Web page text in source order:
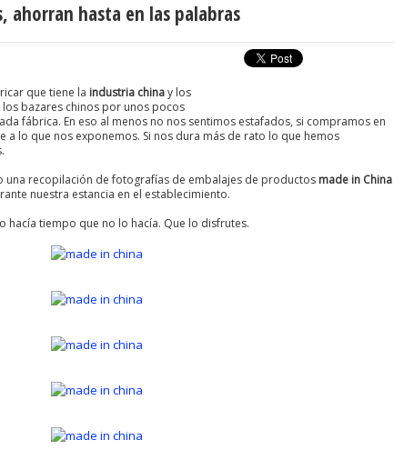
ahorran hasta en las palabras
que tiene la industria chinay los
bazares chinos por unos pocos
fábrica. En eso al menos no nos sentimos estafados, si compramos en
a lo que nos exponemos. Si nos dura más de rato lo que hemos
una recopilación de fotografías de embalajes de productosmade in China
nuestra estancia en el establecimiento.
hacía tiempo que no lo hacía. Que lo disfrutes.